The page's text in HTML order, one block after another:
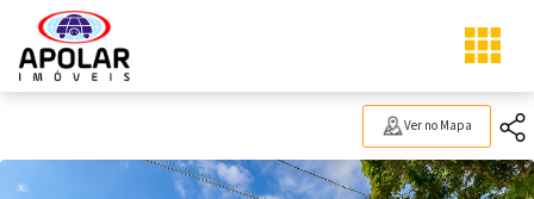
Ver no Mapa